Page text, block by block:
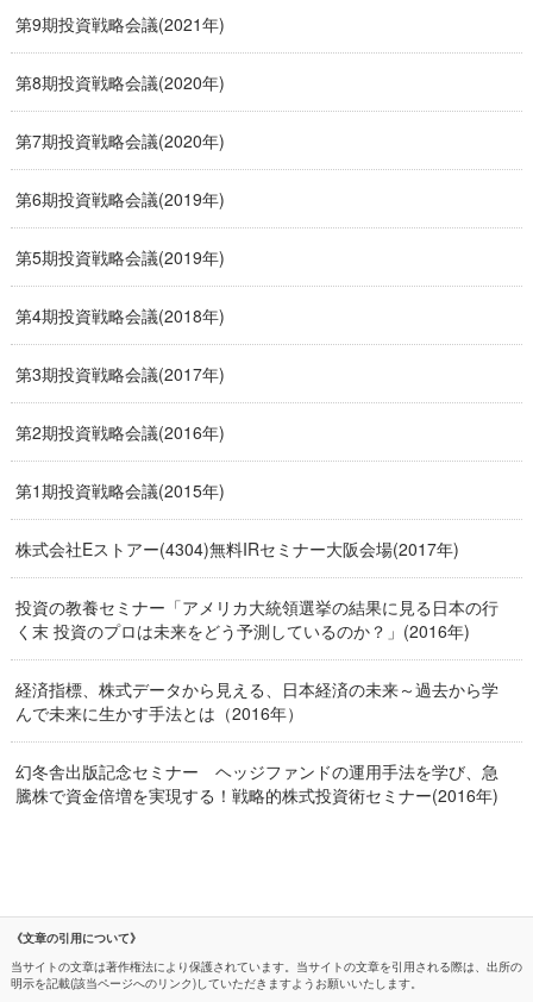
第9期投資戦略会議(2021年)
第8期投資戦略会議(2020年)
第7期投資戦略会議(2020年)
第6期投資戦略会議(2019年)
第5期投資戦略会議(2019年)
第4期投資戦略会議(2018年)
第3期投資戦略会議(2017年)
第2期投資戦略会議(2016年)
第1期投資戦略会議(2015年)
株式会社Eストアー(4304)無料IRセミナー大阪会場(2017年)
投資の教養セミナー「アメリカ大統領選挙の結果に見る日本の行
く末 投資のプロは未来をどう予測しているのか？」(2016年)
経済指標、株式データから見える、日本経済の未来～過去から学
んで未来に生かす手法とは（2016年）
幻冬舎出版記念セミナー ヘッジファンドの運用手法を学び、急
騰株で資金倍増を実現する！戦略的株式投資術セミナー(2016年)
《文章の引用について》
当サイトの文章は著作権法により保護されています。当サイトの文章を引用される際は、出所の
明示を記載(該当ページへのリンク)していただきますようお願いいたします。